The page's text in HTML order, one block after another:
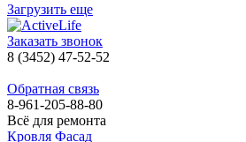
Загрузить еще
Заказать звонок
8 (3452) 47-52-52
Обратная связь
8-961-205-88-80
Всё для ремонта
Кровля Фасад